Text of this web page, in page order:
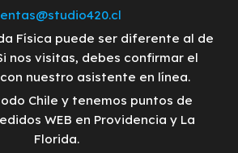
Física puede ser diferente al de
nos visitas, debes confirmar el
nuestro asistente en línea.
Chile y tenemos puntos de
WEB en Providencia y La
Florida.